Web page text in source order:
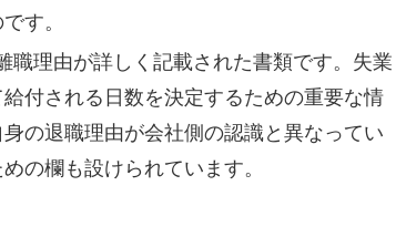
す。
理由が詳しく記載された書類です。失業
付される日数を決定するための重要な情
の退職理由が会社側の認識と異なってい
の欄も設けられています。